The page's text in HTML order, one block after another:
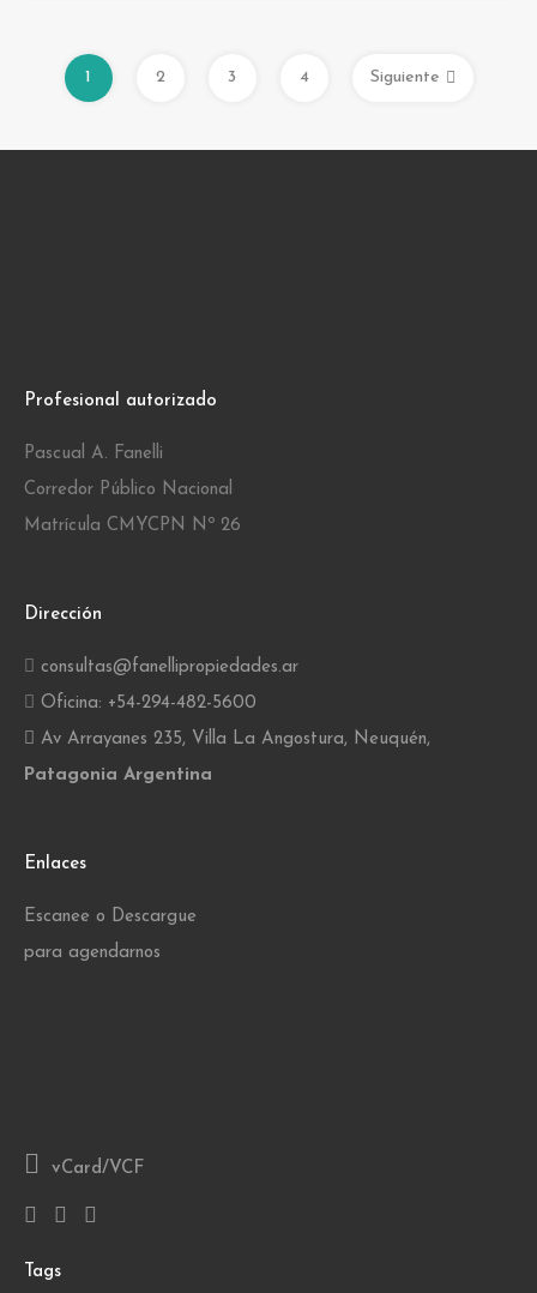
1 2 3 4 Siguiente
Profesional autorizado
Pascual A. Fanelli
Corredor Público Nacional
Matrícula CMYCPN Nº 26
Dirección
consultas@fanellipropiedades.ar
Oficina: +54-294-482-5600
Av Arrayanes 235, Villa La Angostura, Neuquén,
Patagonia Argentina
Enlaces
Escanee o Descargue
para agendarnos
vCard/VCF
Tags